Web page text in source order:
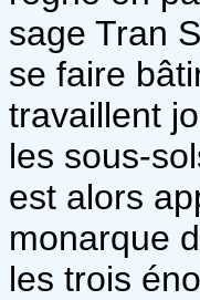
sage Tran
se faire
travaillent
les sous-
est alors
monarque
les trois